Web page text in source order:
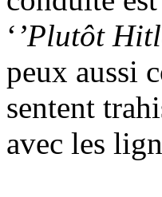
‘’Plutôt
peux aussi
sentent
avec les